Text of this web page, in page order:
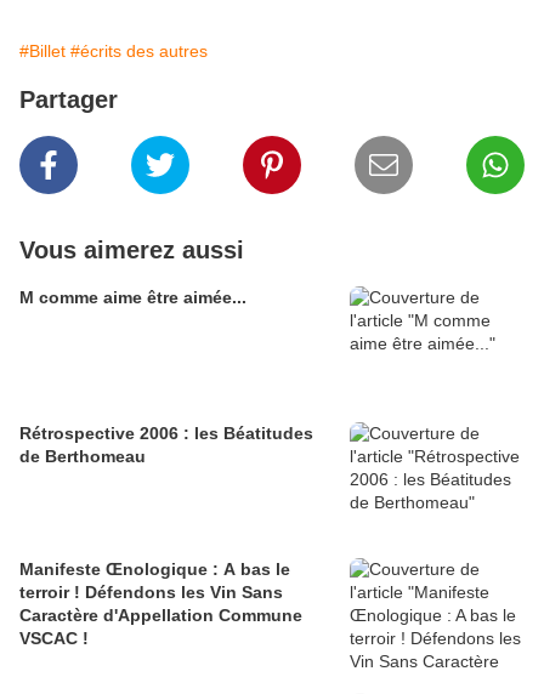
#Billet #écrits des autres
Partager
Vous aimerez aussi
M comme aime être aimée...
Rétrospective 2006 : les Béatitudes
de Berthomeau
Manifeste Œnologique : A bas le
terroir ! Défendons les Vin Sans
Caractère d'Appellation Commune
VSCAC !